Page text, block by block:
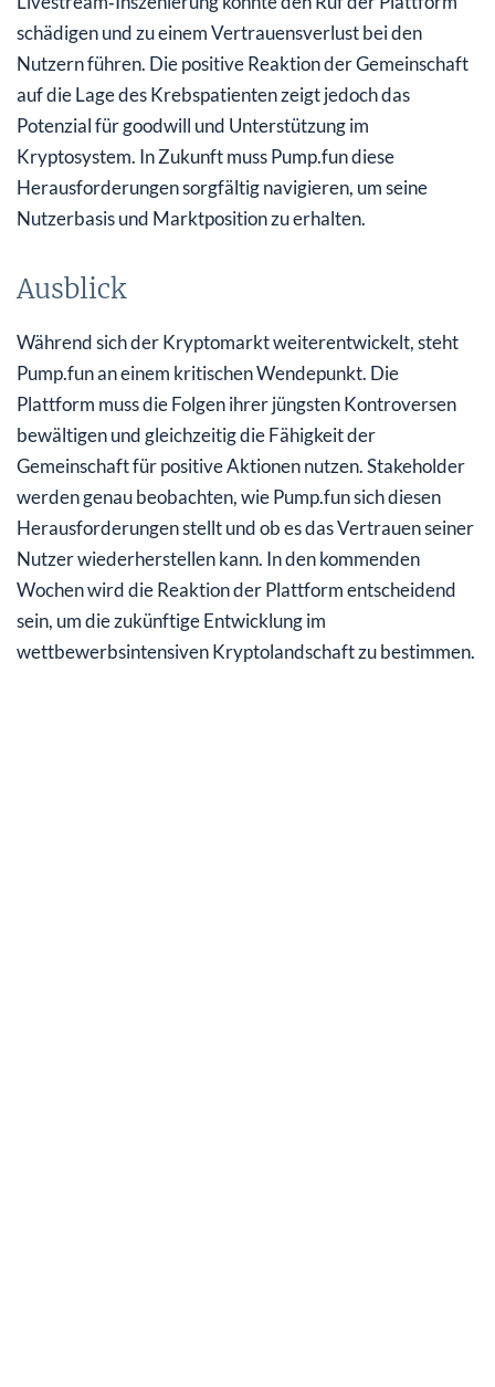
schädigen und zu einem Vertrauensverlust bei den
Nutzern führen. Die positive Reaktion der Gemeinschaft
auf die Lage des Krebspatienten zeigt jedoch das
Potenzial für goodwill und Unterstützung im
Kryptosystem. In Zukunft muss Pump.fun diese
Herausforderungen sorgfältig navigieren, um seine
Nutzerbasis und Marktposition zu erhalten.
Ausblick
Während sich der Kryptomarkt weiterentwickelt, steht
Pump.fun an einem kritischen Wendepunkt. Die
Plattform muss die Folgen ihrer jüngsten Kontroversen
bewältigen und gleichzeitig die Fähigkeit der
Gemeinschaft für positive Aktionen nutzen. Stakeholder
werden genau beobachten, wie Pump.fun sich diesen
Herausforderungen stellt und ob es das Vertrauen seiner
Nutzer wiederherstellen kann. In den kommenden
Wochen wird die Reaktion der Plattform entscheidend
sein, um die zukünftige Entwicklung im
wettbewerbsintensiven Kryptolandschaft zu bestimmen.